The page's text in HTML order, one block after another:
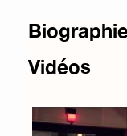
Biographie
Vidéos